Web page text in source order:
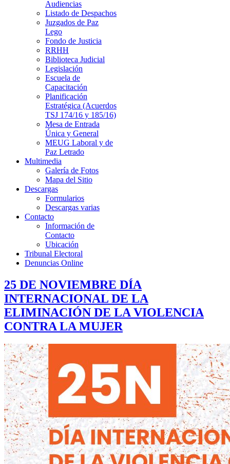
Audiencias
Listado de Despachos
Juzgados de Paz
Lego
Fondo de Justicia
RRHH
Biblioteca Judicial
Legislación
Escuela de
Capacitación
Planificación
Estratégica (Acuerdos
TSJ 174/16 y 185/16)
Mesa de Entrada
Única y General
MEUG Laboral y de
Paz Letrado
Multimedia
Galería de Fotos
Mapa del Sitio
Descargas
Formularios
Descargas varias
Contacto
Información de
Contacto
Ubicación
Tribunal Electoral
Denuncias Online
25 DE NOVIEMBRE DÍA
INTERNACIONAL DE LA
ELIMINACIÓN DE LA VIOLENCIA
CONTRA LA MUJER